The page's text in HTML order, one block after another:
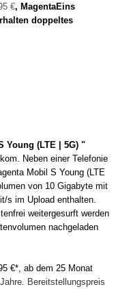
€, MagentaEins
doppeltes
Young (LTE | 5G) "
Neben einer Telefonie
Mobil S Young (LTE
von 10 Gigabyte mit
s im Upload enthalten.
weitergesurft werden
nachgeladen
€*, ab dem 25 Monat
Bereitstellungspreis